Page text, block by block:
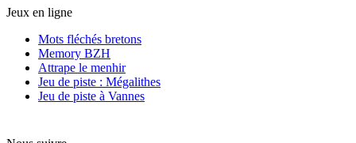
Jeux en ligne
Mots fléchés bretons
Memory BZH
Attrape le menhir
Jeu de piste : Mégalithes
Jeu de piste à Vannes